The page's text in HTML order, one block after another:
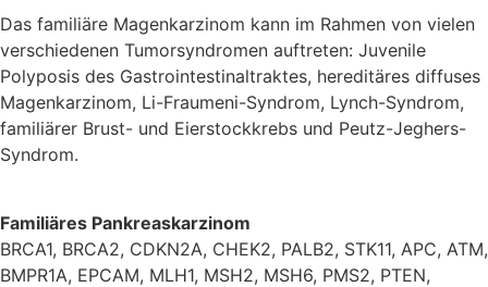
Das familiäre Magenkarzinom kann im Rahmen von vielen
verschiedenen Tumorsyndromen auftreten: Juvenile
Polyposis des Gastrointestinaltraktes, hereditäres diffuses
Magenkarzinom, Li-Fraumeni-Syndrom, Lynch-Syndrom,
familiärer Brust- und Eierstockkrebs und Peutz-Jeghers-
Syndrom.
Familiäres Pankreaskarzinom
BRCA1, BRCA2, CDKN2A, CHEK2, PALB2, STK11, APC, ATM,
BMPR1A, EPCAM, MLH1, MSH2, MSH6, PMS2, PTEN,